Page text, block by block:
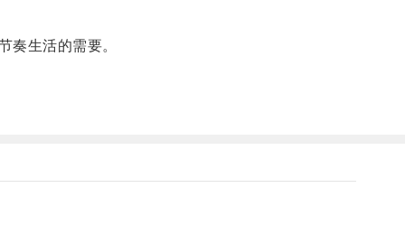
生活的需要。